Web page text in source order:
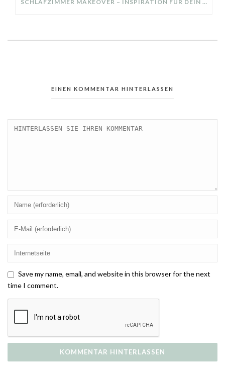
SCHLAFZIMMER MAKEOVER – INSPIRATION FÜR DEIN SCHLAFZIMMER: AUS ALT MACH NEU – HELL, GEMÜTLICH UND EINLADEND
EINEN KOMMENTAR HINTERLASSEN
Save my name, email, and website in this browser for the next
time I comment.